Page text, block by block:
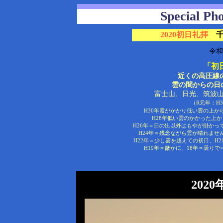
Special
2020初日礼拝
令
「
近くの高圧線
雲の間からの日
富士山、日光、筑波
（R元年：
H30年霞がかかり低い雲の上か
H28年低い雲のかかった上
H26年＝日の出以外はもやが掛かっ
H24年＝残念ながら雲が晴れませ
H22年＝少し雲を超えての初日、
H19年＝微かに、18年＝曇りで
2020